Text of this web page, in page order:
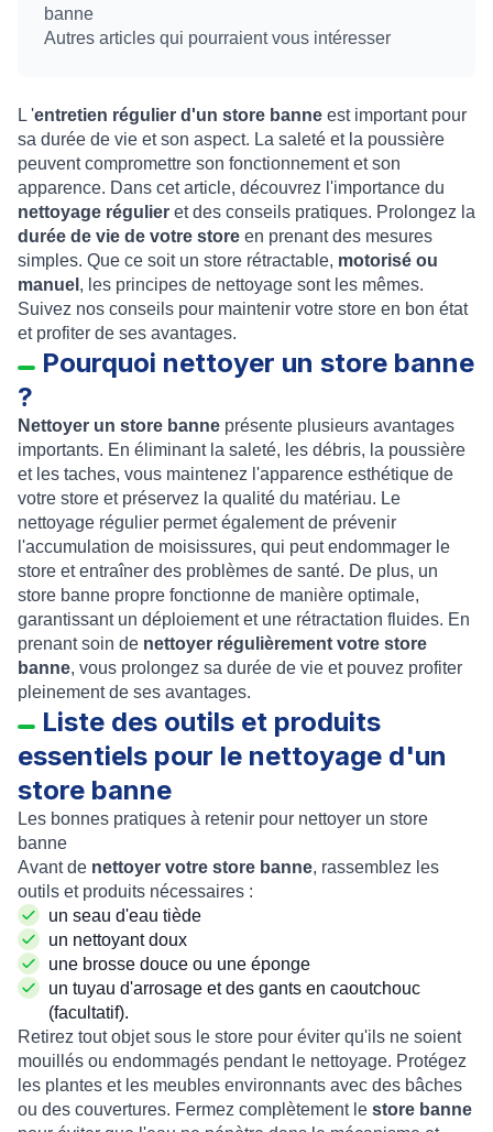
banne
Autres articles qui pourraient vous intéresser
L 'entretien régulier d'un store banne est important pour
sa durée de vie et son aspect. La saleté et la poussière
peuvent compromettre son fonctionnement et son
apparence. Dans cet article, découvrez l'importance du
nettoyage régulier et des conseils pratiques. Prolongez la
durée de vie de votre store en prenant des mesures
simples. Que ce soit un store rétractable, motorisé ou
manuel , les principes de nettoyage sont les mêmes.
Suivez nos conseils pour maintenir votre store en bon état
et profiter de ses avantages.
Pourquoi nettoyer un store banne
?
Nettoyer un store banne présente plusieurs avantages
importants. En éliminant la saleté, les débris, la poussière
et les taches, vous maintenez l'apparence esthétique de
votre store et préservez la qualité du matériau. Le
nettoyage régulier permet également de prévenir
l'accumulation de moisissures, qui peut endommager le
store et entraîner des problèmes de santé. De plus, un
store banne propre fonctionne de manière optimale,
garantissant un déploiement et une rétractation fluides. En
prenant soin de nettoyer régulièrement votre store
banne, vous prolongez sa durée de vie et pouvez profiter
pleinement de ses avantages.
Liste des outils et produits
essentiels pour le nettoyage d'un
store banne
Les bonnes pratiques à retenir pour nettoyer un store
banne
Avant de nettoyer votre store banne, rassemblez les
outils et produits nécessaires :
un seau d'eau tiède
un nettoyant doux
une brosse douce ou une éponge
un tuyau d'arrosage et des gants en caoutchouc
(facultatif).
Retirez tout objet sous le store pour éviter qu'ils ne soient
mouillés ou endommagés pendant le nettoyage. Protégez
les plantes et les meubles environnants avec des bâches
ou des couvertures. Fermez complètement le store banne